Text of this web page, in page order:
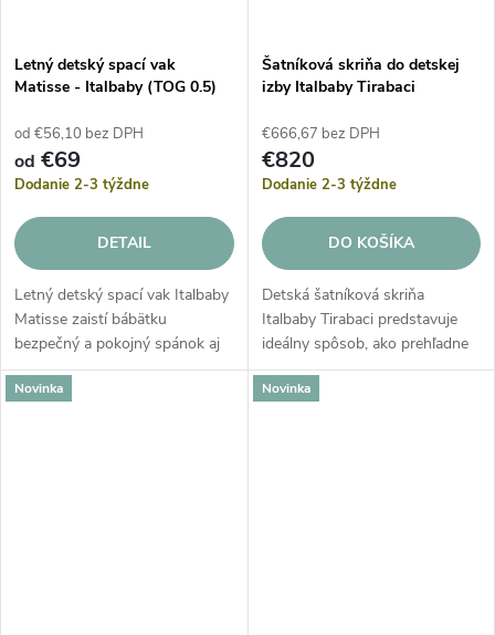
Letný detský spací vak
Matisse - Italbaby (TOG 0.5)
od €56,10 bez DPH
od €69
Dodanie 2-3 týždne
DETAIL
Letný detský spací vak Italbaby
Matisse zaistí bábätku
bezpečný a pokojný spánok aj
počas horúcich nocí. Tento
ľahký spací vak z priedušnej
Šatníková skriňa do detskej
izby Italbaby Tirabaci
€666,67 bez DPH
€820
Dodanie 2-3 týždne
DO KOŠÍKA
Detská šatníková skriňa
Italbaby Tirabaci predstavuje
ideálny spôsob, ako prehľadne
usporiadať všetko oblečenie a
doplnky vášho bábätka. Vďaka
Novinka Novinka